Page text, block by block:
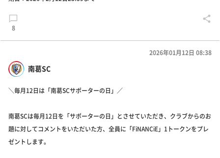
8
南葛SC
2026年01月12日 08:38
＼毎月12日は「南葛SCサポーターの日」／
南葛SCは毎月12日を「サポーターの日」とさせていただき、クラブからのお
題に対してコメントをいただいた方、全員に「FiNANCiE」1トークンをプレ
ゼントします。